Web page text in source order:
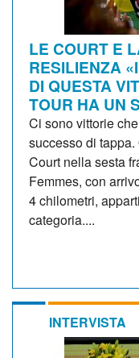
LE COURT E
RESILIENZA
DI QUESTA
TOUR HA UN
Ci sono vittorie
successo di
Court nella sesta
Femmes, con
4 chilometri,
categoria....
INTERVISTA